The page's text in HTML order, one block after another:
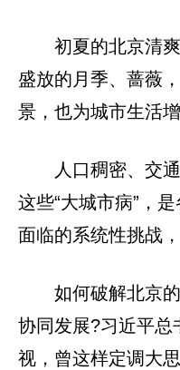
初夏的北京清
盛放的月季、蔷薇
景，也为城市生活
人口稠密、交
这些“大城市病”，
面临的系统性挑战
如何破解北京
协同发展?习近平总
视，曾这样定调大